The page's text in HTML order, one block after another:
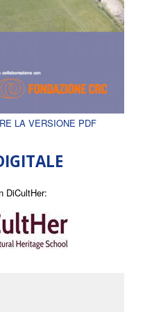
LA VERSIONE PDF
DiCultHer: